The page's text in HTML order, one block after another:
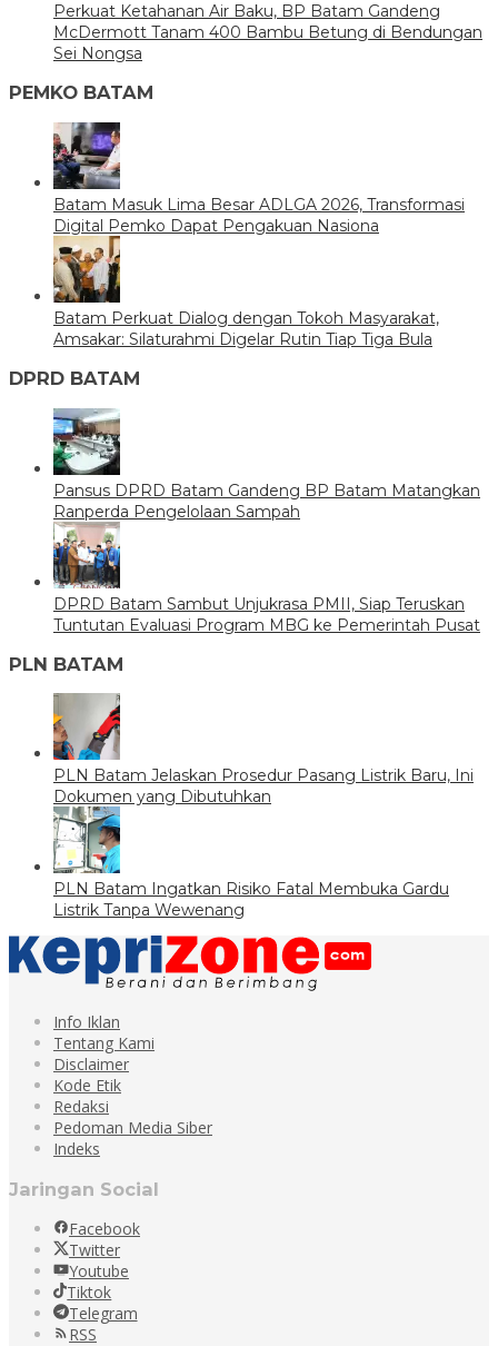
Perkuat Ketahanan Air Baku, BP Batam Gandeng
McDermott Tanam 400 Bambu Betung di Bendungan
Sei Nongsa
PEMKO BATAM
Batam Masuk Lima Besar ADLGA 2026, Transformasi
Digital Pemko Dapat Pengakuan Nasiona
Batam Perkuat Dialog dengan Tokoh Masyarakat,
Amsakar: Silaturahmi Digelar Rutin Tiap Tiga Bula
DPRD BATAM
Pansus DPRD Batam Gandeng BP Batam Matangkan
Ranperda Pengelolaan Sampah
DPRD Batam Sambut Unjukrasa PMII, Siap Teruskan
Tuntutan Evaluasi Program MBG ke Pemerintah Pusat
PLN BATAM
PLN Batam Jelaskan Prosedur Pasang Listrik Baru, Ini
Dokumen yang Dibutuhkan
PLN Batam Ingatkan Risiko Fatal Membuka Gardu
Listrik Tanpa Wewenang
Info Iklan
Tentang Kami
Disclaimer
Kode Etik
Redaksi
Pedoman Media Siber
Indeks
Jaringan Social
Facebook
Twitter
Youtube
Tiktok
Telegram
RSS